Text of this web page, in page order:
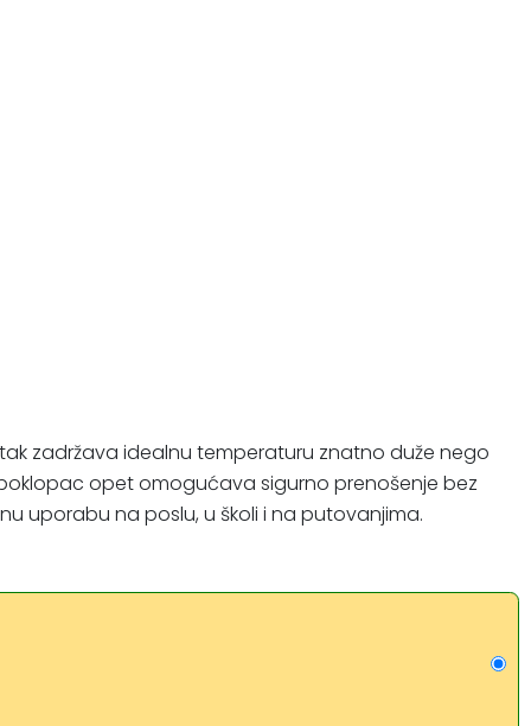
zadržava idealnu temperaturu znatno duže nego
opet omogućava sigurno prenošenje bez
uporabu na poslu, u školi i na putovanjima.